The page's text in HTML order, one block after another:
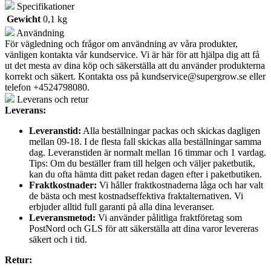
Specifikationer
Gewicht 0,1 kg
Användning
För vägledning och frågor om användning av våra produkter,
vänligen kontakta vår kundservice. Vi är här för att hjälpa dig att få
ut det mesta av dina köp och säkerställa att du använder produkterna
korrekt och säkert. Kontakta oss på kundservice@supergrow.se eller
telefon +4524798080.
Leverans och retur
Leverans:
Leveranstid: Alla beställningar packas och skickas dagligen
mellan 09-18. I de flesta fall skickas alla beställningar samma
dag. Leveranstiden är normalt mellan 16 timmar och 1 vardag.
Tips: Om du beställer fram till helgen och väljer paketbutik,
kan du ofta hämta ditt paket redan dagen efter i paketbutiken.
Fraktkostnader: Vi håller fraktkostnaderna låga och har valt
de bästa och mest kostnadseffektiva fraktalternativen. Vi
erbjuder alltid full garanti på alla dina leveranser.
Leveransmetod: Vi använder pålitliga fraktföretag som
PostNord och GLS för att säkerställa att dina varor levereras
säkert och i tid.
Retur: